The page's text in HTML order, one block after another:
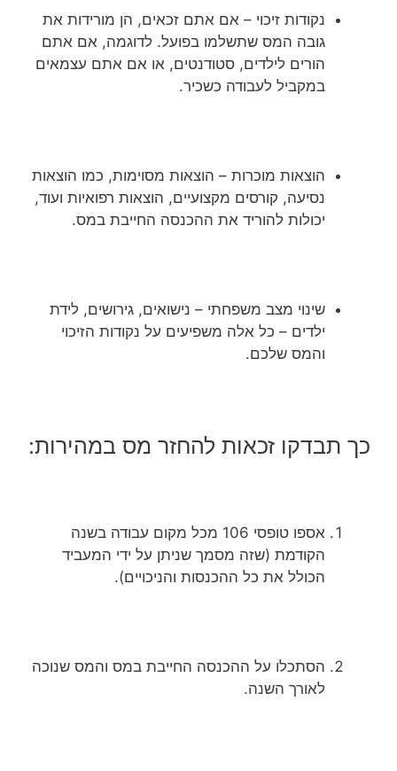
נקודות זיכוי – אם אתם זכאים, הן מורידות את
גובה המס שתשלמו בפועל. לדוגמה, אם אתם
הורים לילדים, סטודנטים, או אם אתם עצמאים
במקביל לעבודה כשכיר.
הוצאות מוכרות – הוצאות מסוימות, כמו הוצאות
נסיעה, קורסים מקצועיים, הוצאות רפואיות ועוד,
יכולות להוריד את ההכנסה החייבת במס.
שינוי מצב משפחתי – נישואים, גירושים, לידת
ילדים – כל אלה משפיעים על נקודות הזיכוי
והמס שלכם.
כך תבדקו זכאות להחזר מס במהירות:
אספו טופסי 106 מכל מקום עבודה בשנה
הקודמת (שזה מסמך שניתן על ידי המעביד
הכולל את כל ההכנסות והניכויים).
הסתכלו על ההכנסה החייבת במס והמס שנוכה
לאורך השנה.